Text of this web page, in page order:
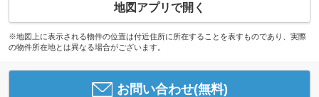
地図アプリで開く
※地図上に表示される物件の位置は付近住所に所在することを表すものであり、実際
の物件所在地とは異なる場合がございます。
お問い合わせ(無料)